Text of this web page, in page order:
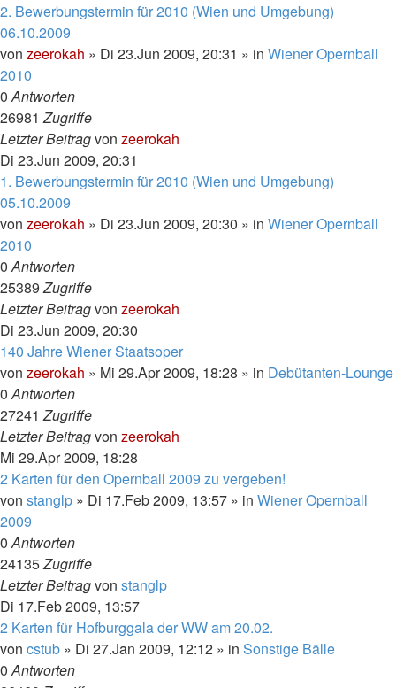
2. Bewerbungstermin für 2010 (Wien und Umgebung)
06.10.2009
von zeerokah » Di 23.Jun 2009, 20:31 » in Wiener Opernball
2010
0Antworten
26981Zugriffe
Letzter Beitragvon zeerokah
Di 23.Jun 2009, 20:31
1. Bewerbungstermin für 2010 (Wien und Umgebung)
05.10.2009
von zeerokah » Di 23.Jun 2009, 20:30 » in Wiener Opernball
2010
0Antworten
25389Zugriffe
Letzter Beitragvon zeerokah
Di 23.Jun 2009, 20:30
140 Jahre Wiener Staatsoper
von zeerokah » Mi 29.Apr 2009, 18:28 » in Debütanten-Lounge
0Antworten
27241Zugriffe
Letzter Beitragvon zeerokah
Mi 29.Apr 2009, 18:28
2 Karten für den Opernball 2009 zu vergeben!
von stanglp » Di 17.Feb 2009, 13:57 » in Wiener Opernball
2009
0Antworten
24135Zugriffe
Letzter Beitragvon stanglp
Di 17.Feb 2009, 13:57
2 Karten für Hofburggala der WW am 20.02.
von cstub » Di 27.Jan 2009, 12:12 » in Sonstige Bälle
0Antworten